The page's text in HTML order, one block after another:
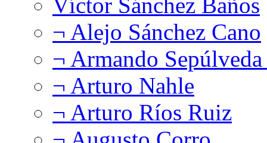
¬ Alejo Sánchez Cano
¬ Armando
¬ Arturo Nahle
¬ Arturo Ríos Ruiz